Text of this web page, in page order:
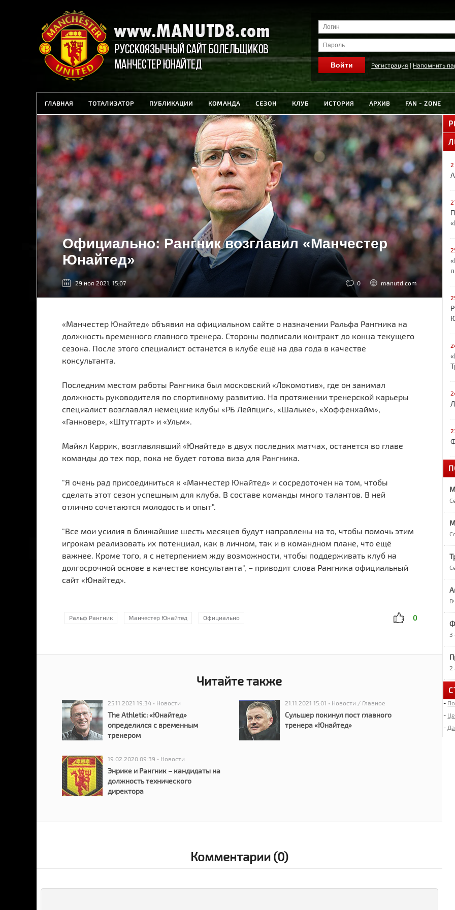
Регистрация | Напомнить
ГЛАВНАЯ ТОТАЛИЗАТОР ПУБЛИКАЦИИ КОМАНДА СЕЗОН КЛУБ ИСТОРИЯ АРХИВ FAN - ZONE
Официально: Рангник возглавил «Манчестер
Юнайтед»
29 ноя 2021, 15:07 0 manutd.com
«Манчестер Юнайтед» объявил на официальном сайте о назначении Ральфа Рангника на
должность временного главного тренера. Стороны подписали контракт до конца текущего
сезона. После этого специалист останется в клубе ещё на два года в качестве
консультанта.
Последним местом работы Рангника был московский «Локомотив», где он занимал
должность руководителя по спортивному развитию. На протяжении тренерской карьеры
специалист возглавлял немецкие клубы «РБ Лейпциг», «Шальке», «Хоффенхайм»,
«Ганновер», «Штутгарт» и «Ульм».
Майкл Каррик, возглавлявший «Юнайтед» в двух последних матчах, останется во главе
команды до тех пор, пока не будет готова виза для Рангника.
"Я очень рад присоединиться к «Манчестер Юнайтед» и сосредоточен на том, чтобы
сделать этот сезон успешным для клуба. В составе команды много талантов. В ней
отлично сочетаются молодость и опыт".
"Все мои усилия в ближайшие шесть месяцев будут направлены на то, чтобы помочь этим
игрокам реализовать их потенциал, как в личном, так и в командном плане, что ещё
важнее. Кроме того, я с нетерпением жду возможности, чтобы поддерживать клуб на
долгосрочной основе в качестве консультанта", – приводит слова Рангника официальный
сайт «Юнайтед».
Ральф Рангник Манчестер Юнайтед Официально 0
Читайте также
25.11.2021 19:34 • Новости
The Athletic: «Юнайтед»
определился с временным
тренером
21.11.2021 15:01 • Новости / Главное
Сульшер покинул пост главного
тренера «Юнайтед»
19.02.2020 09:39 • Новости
Энрике и Рангник – кандидаты на
должность технического
директора
Комментарии (0)
2
9
6
3
2
-
-
-